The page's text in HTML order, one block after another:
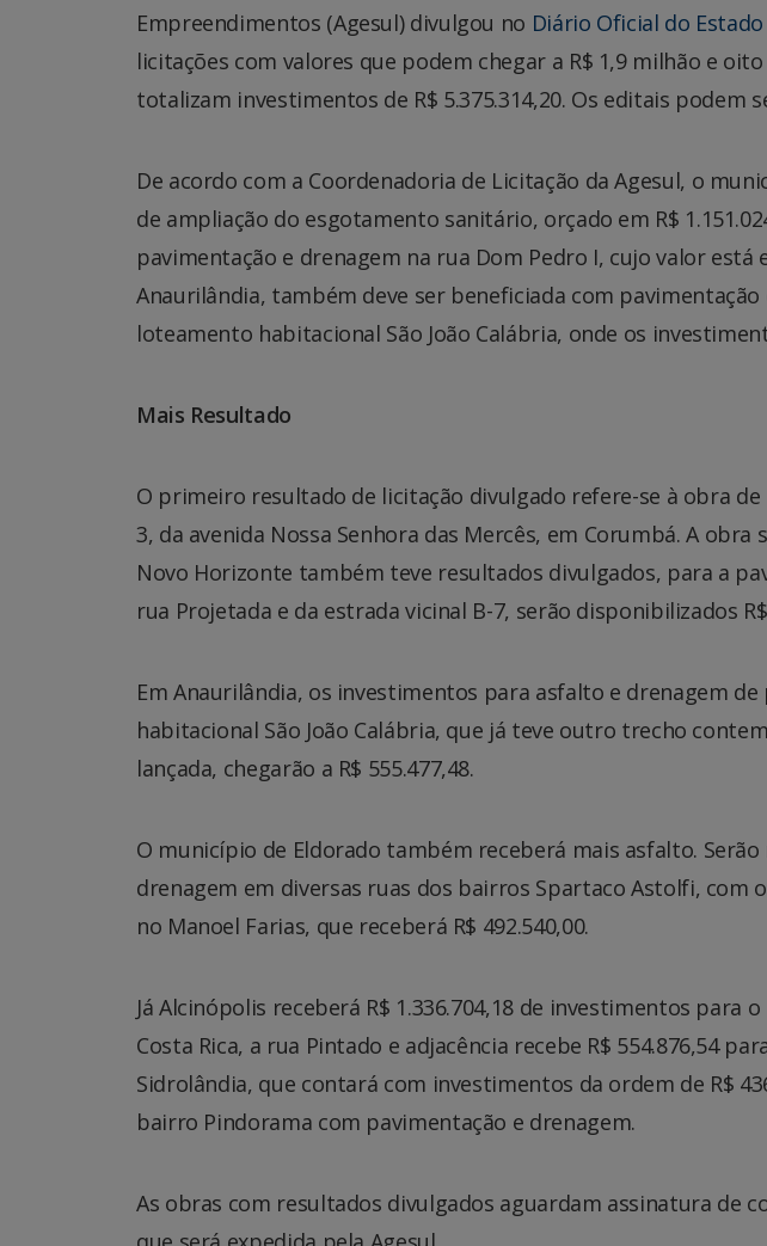
Empreendimentos (Agesul) divulgou no Diário Oficial do Estado
licitações com valores que podem chegar a R$ 1,9 milhão e
totalizam investimentos de R$ 5.375.314,20. Os editais podem
De acordo com a Coordenadoria de Licitação da Agesul, o
de ampliação do esgotamento sanitário, orçado em R$
pavimentação e drenagem na rua Dom Pedro I, cujo valor está
Anaurilândia, também deve ser beneficiada com pavimentação
loteamento habitacional São João Calábria, onde os
Mais Resultado
O primeiro resultado de licitação divulgado refere-se à obra
3, da avenida Nossa Senhora das Mercês, em Corumbá. A obra
Novo Horizonte também teve resultados divulgados, para a
rua Projetada e da estrada vicinal B-7, serão disponibilizados R$
Em Anaurilândia, os investimentos para asfalto e drenagem
habitacional São João Calábria, que já teve outro trecho
lançada, chegarão a R$ 555.477,48.
O município de Eldorado também receberá mais asfalto.
drenagem em diversas ruas dos bairros Spartaco Astolfi, com
no Manoel Farias, que receberá R$ 492.540,00.
Já Alcinópolis receberá R$ 1.336.704,18 de investimentos para
Costa Rica, a rua Pintado e adjacência recebe R$ 554.876,54
Sidrolândia, que contará com investimentos da ordem de R$
bairro Pindorama com pavimentação e drenagem.
As obras com resultados divulgados aguardam assinatura de